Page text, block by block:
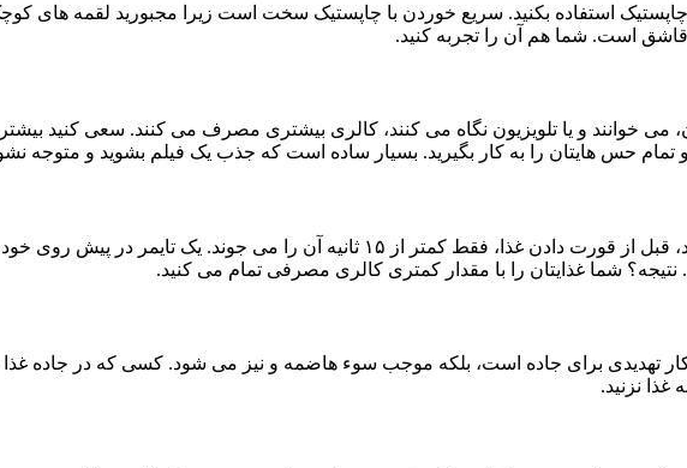
چاپستیک استفاده بکنید. سریع خوردن با چاپستیک سخت است زیرا مجبورید لقمه های
است. شما هم آن را تجربه کنید.
می خوانند و یا تلویزیون نگاه می کنند، کالری بیشتری مصرف می کنند. سعی کنید
و تمام حس هایتان را به کار بگیرید. بسیار ساده است که جذب یک فیلم بشوید و متوجه
آن را می جوند. یک تایمر در پیش روی خود بگذارید و زمان
کار تهدیدی برای جاده است، بلکه موجب سوء هاضمه و نیز می شود. کسی که در جاده
غذا نزنید.